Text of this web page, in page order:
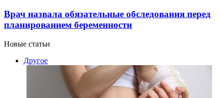
Врач назвала обязательные обследования перед
планированием беременности
Новые статьи
Другое